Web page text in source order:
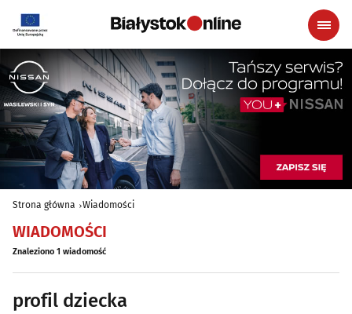
Strona główna Wiadomości
WIADOMOŚCI
Znaleziono 1 wiadomość
profil dziecka